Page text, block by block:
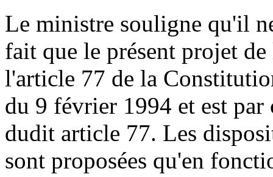
Le ministre souligne qu'il
fait que le présent projet
l'article 77 de la
du 9 février 1994 et est par
dudit article 77. Les
sont proposées qu'en